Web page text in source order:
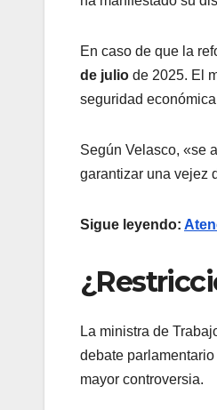
En caso de que la
de julio de 2025. El
seguridad
Según Velasco, «se
garantizar una vejez
Sigue leyendo:
La ministra de
debate
mayor controversia.